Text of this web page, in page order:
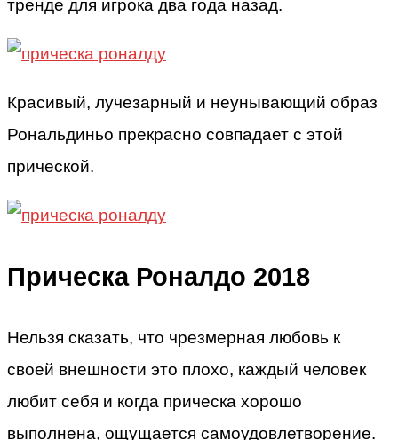
тренде для игрока два года назад.
Красивый, лучезарный и неунывающий образ
Рональдиньо прекрасно совпадает с этой
прической.
Прическа Роналдо 2018
Нельзя сказать, что чрезмерная любовь к
своей внешности это плохо, каждый человек
любит себя и когда прическа хорошо
выполнена, ощущается самоудовлетворение.